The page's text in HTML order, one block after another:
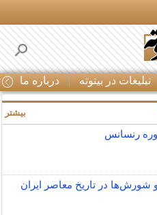
تبلیغات در بیتوته درباره ما
رنسانس
شورش‌ها در تاریخ معاصر ایران
بیشتر